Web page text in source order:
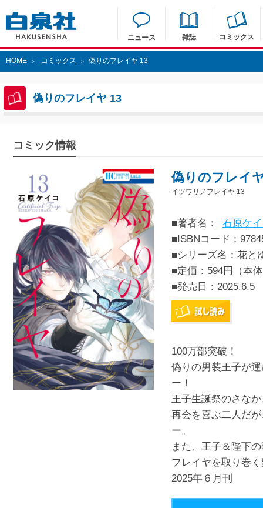
ニュース 雑誌 コミックス
HOME > コミックス > 偽りのフレイヤ 13
偽りのフレイヤ 13
コミック情報
偽りのフレイ
イツワリノフレイヤ 13
■著者名：
石原ケ
■ISBNコード：
■シリーズ名：花と
■定価：594円（本
■発売日： 2025.6.5
100万部突破！
偽りの男装王子が
ー！
王子生誕祭のさな
再会を喜ぶ二人だ
ー。
また、王子＆陛下
フレイヤを取り巻
2025年６月刊